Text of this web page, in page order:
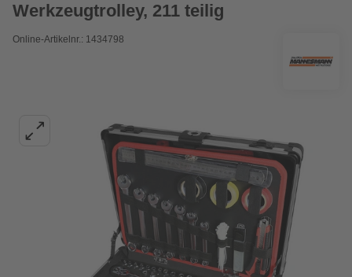
Werkzeugtrolley, 211 teilig
Online-Artikelnr.: 1434798